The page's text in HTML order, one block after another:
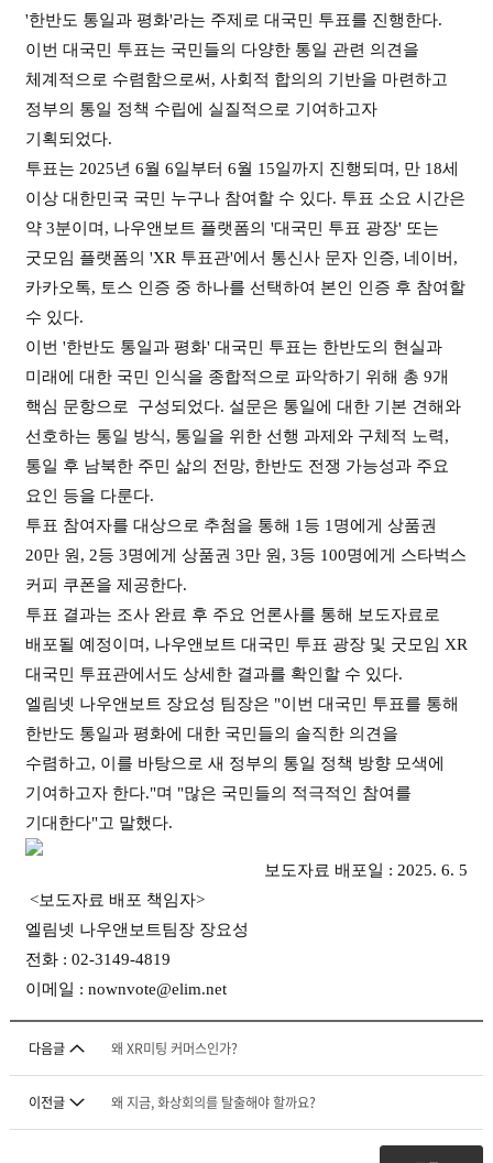
'한반도 통일과 평화'라는 주제로 대국민 투표를 진행한다.
이번 대국민 투표는 국민들의 다양한 통일 관련 의견을
체계적으로 수렴함으로써, 사회적 합의의 기반을 마련하고
정부의 통일 정책 수립에 실질적으로 기여하고자
기획되었다.
투표는 2025년 6월 6일부터 6월 15일까지 진행되며, 만 18세
이상 대한민국 국민 누구나 참여할 수 있다. 투표 소요 시간은
약 3분이며, 나우앤보트 플랫폼의 '대국민 투표 광장' 또는
굿모임 플랫폼의 'XR 투표관'에서 통신사 문자 인증, 네이버,
카카오톡, 토스 인증 중 하나를 선택하여 본인 인증 후 참여할
수 있다.
이번 '한반도 통일과 평화' 대국민 투표는 한반도의 현실과
미래에 대한 국민 인식을 종합적으로 파악하기 위해 총 9개
핵심 문항으로 구성되었다. 설문은 통일에 대한 기본 견해와
선호하는 통일 방식, 통일을 위한 선행 과제와 구체적 노력,
통일 후 남북한 주민 삶의 전망, 한반도 전쟁 가능성과 주요
요인 등을 다룬다.
투표 참여자를 대상으로 추첨을 통해 1등 1명에게 상품권
20만 원, 2등 3명에게 상품권 3만 원, 3등 100명에게 스타벅스
커피 쿠폰을 제공한다.
투표 결과는 조사 완료 후 주요 언론사를 통해 보도자료로
배포될 예정이며, 나우앤보트 대국민 투표 광장 및 굿모임 XR
대국민 투표관에서도 상세한 결과를 확인할 수 있다.
엘림넷 나우앤보트 장요성 팀장은 "이번 대국민 투표를 통해
한반도 통일과 평화에 대한 국민들의 솔직한 의견을
수렴하고, 이를 바탕으로 새 정부의 통일 정책 방향 모색에
기여하고자 한다."며 "많은 국민들의 적극적인 참여를
기대한다"고 말했다.
보도자료 배포일 : 2025. 6. 5
<보도자료 배포 책임자>
엘림넷 나우앤보트팀장 장요성
전화 : 02-3149-4819
이메일 : nownvote@elim.net
다음글 왜 XR미팅 커머스인가?
이전글 왜 지금, 화상회의를 탈출해야 할까요?